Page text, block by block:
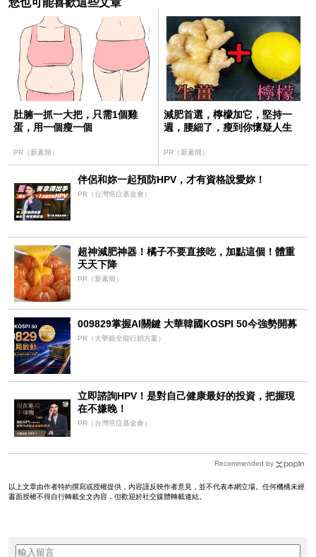
肚腩一抓一大把，只需1個雞
蛋，用一個瘦一個
PR（新素簡）
減肥首選，檸檬加它，堅持一
週，腰細了，瘦到你懷疑人生
PR（新素簡）
伴侶和妳一起預防HPV，才有資格說愛妳！
PR（台灣癌症基金會）
超神減肥神器！橘子不要直接吃，加點這個！體重
天天下降
PR（新素簡）
009829掌握AI關鍵 大華韓國KOSPI 50今強勢開募
PR（大華銀全能行銷方案）
立即諮詢HPV！是對自己健康最好的投資，把握現
在不嫌晚！
PR（台灣癌症基金會）
Recommended by
以上文章由作者特約撰寫或授權提供，內容謹反映作者意見，並不代表本網立場。任何機構未經
書面授權不得自行轉載全文內容，但歡迎於社交媒體轉載連結。